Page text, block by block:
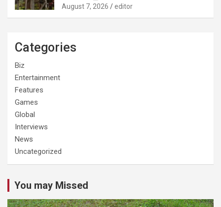
August 7, 2026 editor
Categories
Biz
Entertainment
Features
Games
Global
Interviews
News
Uncategorized
You may Missed